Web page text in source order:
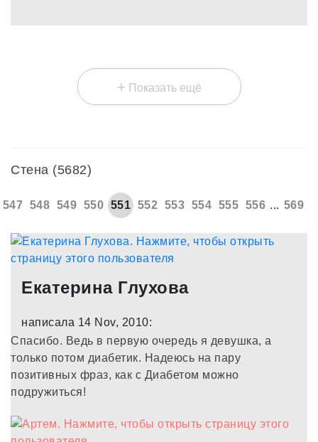
+ Показать ещё
Стена (5682)
547 548 549 550 551 552 553 554 555 556 ... 569
Екатерина Глухова
написала 14 Nov, 2010:
Спасибо. Ведь в первую очередь я девушка, а
только потом диабетик. Надеюсь на пару
позитивных фраз, как с Диабетом можно
подружиться!